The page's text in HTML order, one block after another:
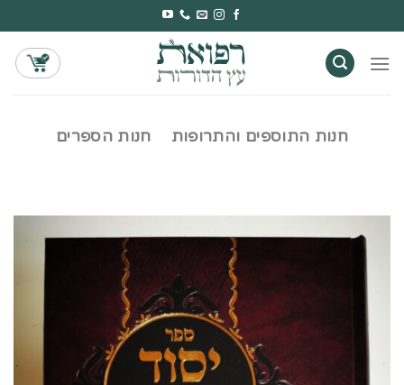
to
content
חנות התוספים והתרופות חנות הספרים